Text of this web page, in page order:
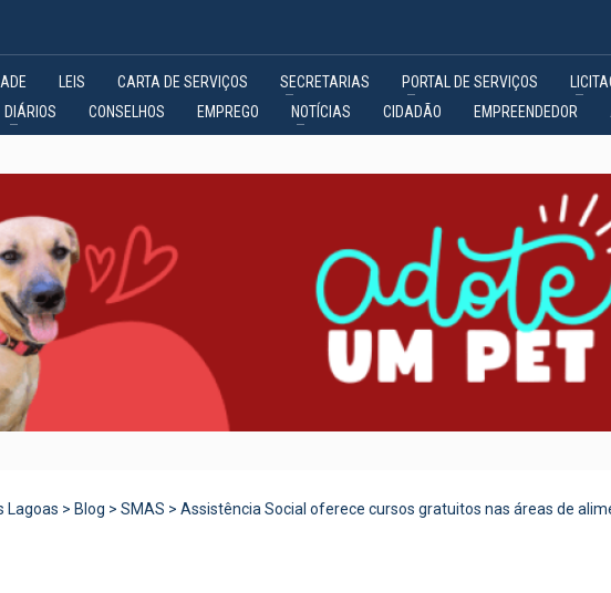
LEIS CARTA DE SERVIÇOS SECRETARIAS PORTAL DE SERVIÇOS
DIÁRIOS CONSELHOS EMPREGO NOTÍCIAS CIDADÃO EMPREENDEDOR
Lagoas > Blog > SMAS > Assistência Social oferece cursos gratuitos nas áreas de